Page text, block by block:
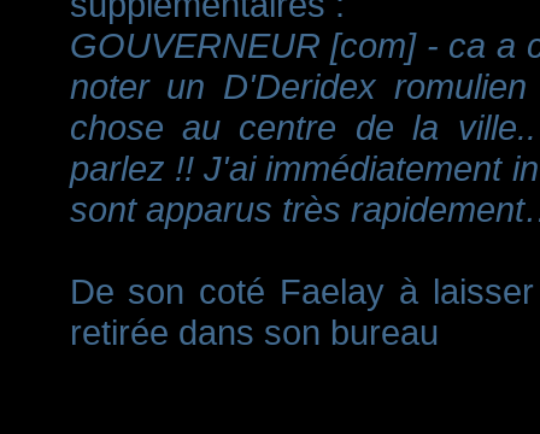
GOUVERNEUR [com] - ca a
noter un D'Deridex
chose au centre de la
parlez !! J'ai immédiatement
sont apparus très
De son coté Faelay à
retirée dans son bureau